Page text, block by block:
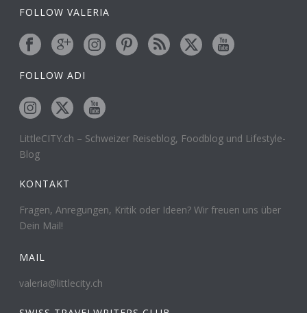
FOLLOW VALERIA
FOLLOW ADI
LittleCITY.ch – Schweizer Reiseblog, Foodblog und Lifestyle-
Blog
KONTAKT
Fragen, Anregungen, Kritik oder Ideen? Wir freuen uns über
Dein Mail!
MAIL
valeria@littlecity.ch